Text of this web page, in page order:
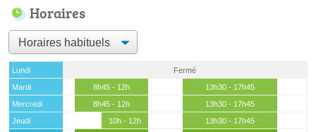
Horaires
Lundi
Fermé
Mardi
8h45 - 12h
13h30 - 17h45
Mercredi
8h45 - 12h
13h30 - 17h45
Jeudi
10h - 12h
13h30 - 17h45